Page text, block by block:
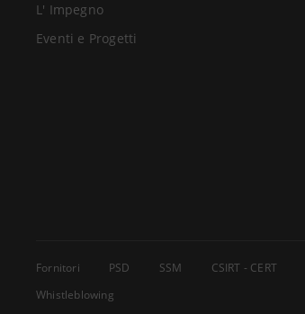
L' Impegno
Eventi e Progetti
Fornitori PSD SSM CSIRT - CERT
Whistleblowing